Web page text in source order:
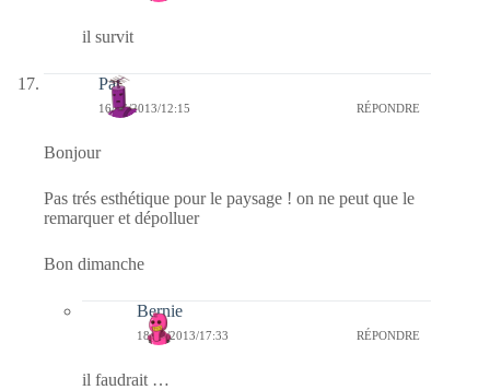
il survit
Pat
16/06/2013/12:15 RÉPONDRE
Bonjour
Pas trés esthétique pour le paysage ! on ne peut que le
remarquer et dépolluer
Bon dimanche
Bernie
18/06/2013/17:33 RÉPONDRE
il faudrait …